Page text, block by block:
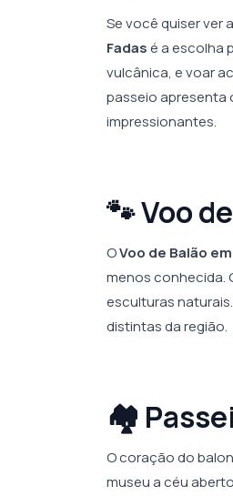
Se você quiser ver
Fadasé a escolha
vulcânica, e voar
passeio apresenta
impressionantes.
🐾 Voo
OVoo de Balão
menos conhecida.
esculturas
distintas da região.
🏘️
O coração do
museu a céu